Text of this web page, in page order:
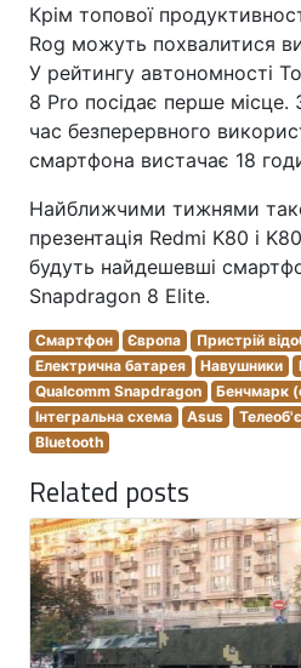
Крім топової
Rog можуть похвалитися
У рейтингу автономності
8 Pro посідає перше місце.
час безперервного
смартфона вистачає 18
Найближчими тижнями
презентація Redmi K80 і
будуть найдешевші
Snapdragon 8 Elite.
Смартфон Європа
Пристрій
Електрична батарея
Навушники
Qualcomm Snapdragon
Бенчмарк
Інтегральна схема
Asus
Bluetooth
Related posts